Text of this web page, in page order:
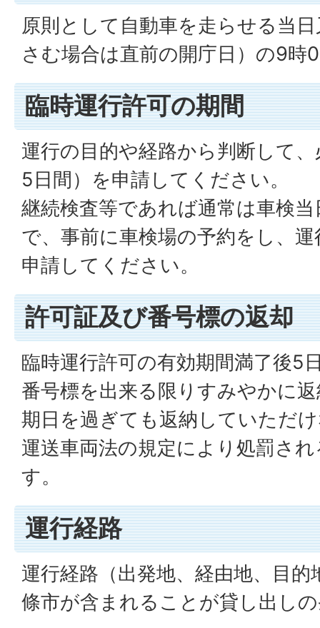
原則として自動車を走らせる当
さむ場合は直前の開庁日）の9時
臨時運行許可の期間
運行の目的や経路から判断して
5日間）を申請してください。
継続検査等であれば通常は車検
で、事前に車検場の予約をし、
申請してください。
許可証及び番号標の返却
臨時運行許可の有効期間満了後5
番号標を出来る限りすみやかに
期日を過ぎても返納していただ
運送車両法の規定により処罰さ
す。
運行経路
運行経路（出発地、経由地、目
條市が含まれることが貸し出し